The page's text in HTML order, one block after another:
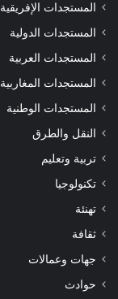
المستجدات الإفريقية
المستجدات الدولية
المستجدات العربية
المستجدات المغاربية
المستجدات الوطنية
النقل والطرق
تربية وتعليم
تكنولوجيا
تهنئة
ثقافة
جهات وعمالات
حوادث